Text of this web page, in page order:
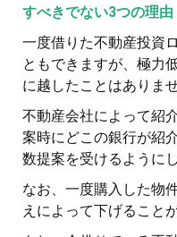
すべきでない3つの理由
一度借りた不動産投資
ともできますが、極力
に越したことはありませ
不動産会社によって紹
案時にどこの銀行が紹
数提案を受けるように
なお、一度購入した物
えによって下げること